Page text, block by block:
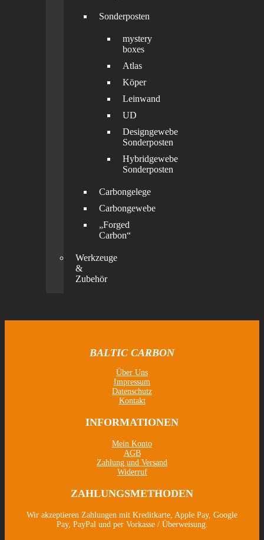
Sonderposten
mystery
boxes
Atlas
Köper
Leinwand
UD
Designgewebe
Sonderposten
Hybridgewebe
Sonderposten
Carbongelege
Carbongewebe
„Forged
Carbon“
Werkzeuge
&
Zubehör
BALTIC CARBON
Über Uns
Impressum
Datenschutz
Kontakt
INFORMATIONEN
Mein Konto
AGB
Zahlung und Versand
Widerruf
ZAHLUNGSMETHODEN
Wir akzeptieren Zahlungen mit Kreditkarte, Apple Pay, Google
Pay, PayPal und per Vorkasse / Überweisung.